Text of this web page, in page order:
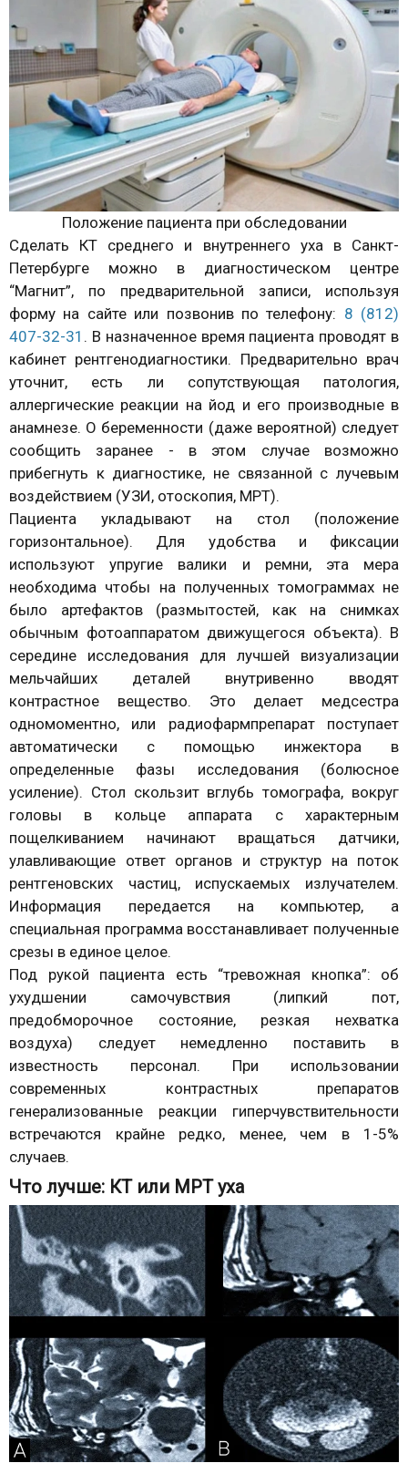
Положение пациента при обследовании
Сделать КТ среднего и внутреннего уха в Санкт-
Петербурге можно в диагностическом центре
“Магнит”, по предварительной записи, используя
форму на сайте или позвонив по телефону: 8 (812)
407-32-31 . В назначенное время пациента проводят в
кабинет рентгенодиагностики. Предварительно врач
уточнит, есть ли сопутствующая патология,
аллергические реакции на йод и его производные в
анамнезе. О беременности (даже вероятной) следует
сообщить заранее - в этом случае возможно
прибегнуть к диагностике, не связанной с лучевым
воздействием (УЗИ, отоскопия, МРТ).
Пациента укладывают на стол (положение
горизонтальное). Для удобства и фиксации
используют упругие валики и ремни, эта мера
необходима чтобы на полученных томограммах не
было артефактов (размытостей, как на снимках
обычным фотоаппаратом движущегося объекта). В
середине исследования для лучшей визуализации
мельчайших деталей внутривенно вводят
контрастное вещество. Это делает медсестра
одномоментно, или радиофармпрепарат поступает
автоматически с помощью инжектора в
определенные фазы исследования (болюсное
усиление). Стол скользит вглубь томографа, вокруг
головы в кольце аппарата с характерным
пощелкиванием начинают вращаться датчики,
улавливающие ответ органов и структур на поток
рентгеновских частиц, испускаемых излучателем.
Информация передается на компьютер, а
специальная программа восстанавливает полученные
срезы в единое целое.
Под рукой пациента есть “тревожная кнопка”: об
ухудшении самочувствия (липкий пот,
предобморочное состояние, резкая нехватка
воздуха) следует немедленно поставить в
известность персонал. При использовании
современных контрастных препаратов
генерализованные реакции гиперчувствительности
встречаются крайне редко, менее, чем в 1-5%
случаев.
Что лучше: КТ или МРТ уха